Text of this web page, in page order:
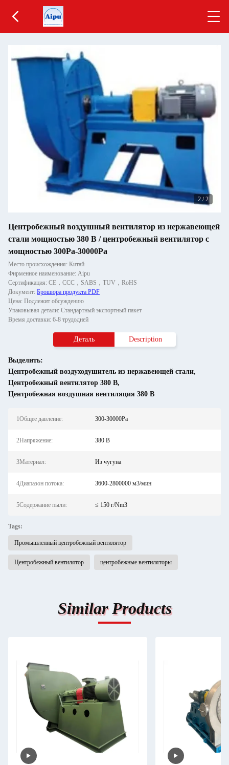
2/2
Центробежный воздушный вентилятор из нержавеющей
стали мощностью 380 В / центробежный вентилятор с
мощностью 300Pa-30000Pa
Место происхождения: Китай
Фирменное наименование: Aipu
Сертификация: CE，CCC，SABS，TUV，RoHS
Документ: Брошюра продукта PDF
Цена: Подлежит обсуждению
Упаковывая детали: Стандартный экспортный пакет
Время доставки: 6-8 трудодней
Деталь Description
Выделить:
Центробежный воздуходушитель из нержавеющей стали,
Центробежный вентилятор 380 В,
Центробежная воздушная вентиляция 380 В
1Общее давление: 300-30000Pa
2Напряжение: 380 В
3Материал: Из чугуна
4Диапазон потока: 3600-2800000 м3/мин
5Содержание пыли: ≤ 150 г/Nm3
Tags:
Промышленный центробежный вентилятор
Центробежный вентилятор центробежные вентиляторы
Similar Products